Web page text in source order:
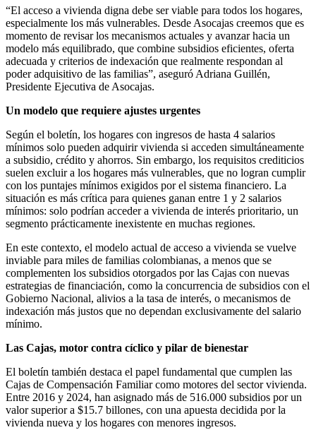
“El acceso a vivienda digna debe ser viable para todos los hogares,
especialmente los más vulnerables. Desde Asocajas creemos que es
momento de revisar los mecanismos actuales y avanzar hacia un
modelo más equilibrado, que combine subsidios eficientes, oferta
adecuada y criterios de indexación que realmente respondan al
poder adquisitivo de las familias”, aseguró Adriana Guillén,
Presidente Ejecutiva de Asocajas.
Un modelo que requiere ajustes urgentes
Según el boletín, los hogares con ingresos de hasta 4 salarios
mínimos solo pueden adquirir vivienda si acceden simultáneamente
a subsidio, crédito y ahorros. Sin embargo, los requisitos crediticios
suelen excluir a los hogares más vulnerables, que no logran cumplir
con los puntajes mínimos exigidos por el sistema financiero. La
situación es más crítica para quienes ganan entre 1 y 2 salarios
mínimos: solo podrían acceder a vivienda de interés prioritario, un
segmento prácticamente inexistente en muchas regiones.
En este contexto, el modelo actual de acceso a vivienda se vuelve
inviable para miles de familias colombianas, a menos que se
complementen los subsidios otorgados por las Cajas con nuevas
estrategias de financiación, como la concurrencia de subsidios con el
Gobierno Nacional, alivios a la tasa de interés, o mecanismos de
indexación más justos que no dependan exclusivamente del salario
mínimo.
Las Cajas, motor contra cíclico y pilar de bienestar
El boletín también destaca el papel fundamental que cumplen las
Cajas de Compensación Familiar como motores del sector vivienda.
Entre 2016 y 2024, han asignado más de 516.000 subsidios por un
valor superior a $15.7 billones, con una apuesta decidida por la
vivienda nueva y los hogares con menores ingresos.